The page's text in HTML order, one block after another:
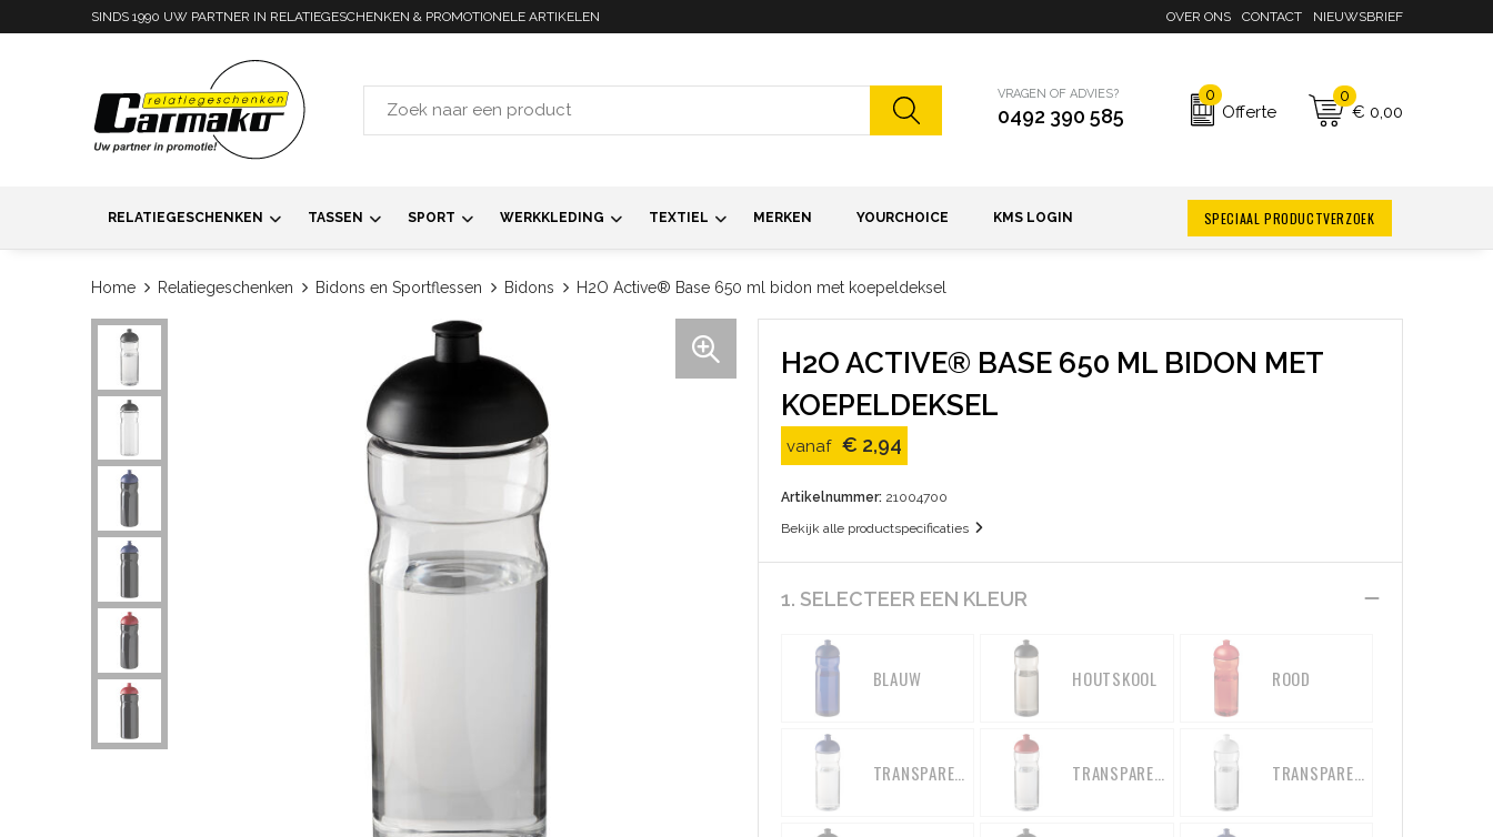
SINDS 1990 UW PARTNER IN RELATIEGESCHENKEN & PROMOTIONELE ARTIKELEN OVER ONS CONTACT NIEUWSBRIEF
VRAGEN OF ADVIES?
0492 390 585
0
Offerte
0
€ 0,00
RELATIEGESCHENKEN TASSEN SPORT WERKKLEDING TEXTIEL MERKEN YOURCHOICE KMS LOGIN SPECIAAL PRODUCTVERZOEK
Home Relatiegeschenken Bidons en Sportflessen Bidons H2O Active® Base 650 ml bidon met koepeldeksel
H2O ACTIVE® BASE 650 ML BIDON MET
KOEPELDEKSEL
vanaf € 2,94
Artikelnummer: 21004700
Bekijk alle productspecificaties
1. SELECTEER EEN KLEUR
BLAUW HOUTSKOOL ROOD